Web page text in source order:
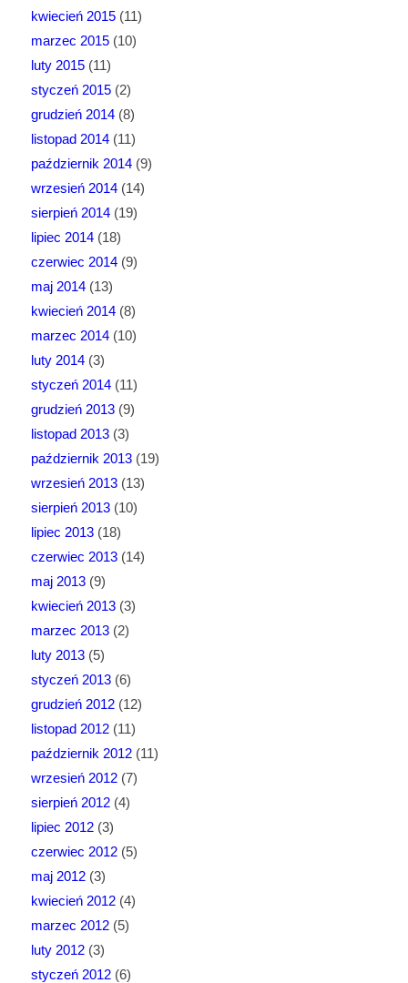
kwiecień 2015(11)
marzec 2015(10)
luty 2015(11)
styczeń 2015(2)
grudzień 2014(8)
listopad 2014(11)
październik 2014(9)
wrzesień 2014(14)
sierpień 2014(19)
lipiec 2014(18)
czerwiec 2014(9)
maj 2014(13)
kwiecień 2014(8)
marzec 2014(10)
luty 2014(3)
styczeń 2014(11)
grudzień 2013(9)
listopad 2013(3)
październik 2013(19)
wrzesień 2013(13)
sierpień 2013(10)
lipiec 2013(18)
czerwiec 2013(14)
maj 2013(9)
kwiecień 2013(3)
marzec 2013(2)
luty 2013(5)
styczeń 2013(6)
grudzień 2012(12)
listopad 2012(11)
październik 2012(11)
wrzesień 2012(7)
sierpień 2012(4)
lipiec 2012(3)
czerwiec 2012(5)
maj 2012(3)
kwiecień 2012(4)
marzec 2012(5)
luty 2012(3)
styczeń 2012(6)